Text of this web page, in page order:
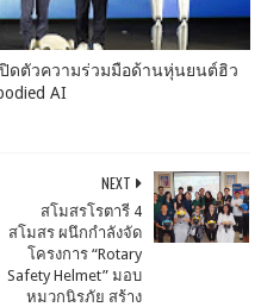
ปิดตัวความร่วมมือด้านหุ่นยนต์ฮิว
AI
NEXT
สโมสรโรตารี 4
สโมสร ผนึกกำลังจัด
โครงการ “Rotary
Safety Helmet” มอบ
หมวกนิรภัย สร้าง